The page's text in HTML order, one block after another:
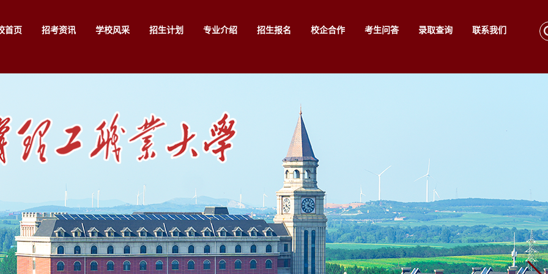
首页 招考资讯 学校风采 招生计划 专业介绍 招生报名 校企合作 考生问答 录取查询 联系我们